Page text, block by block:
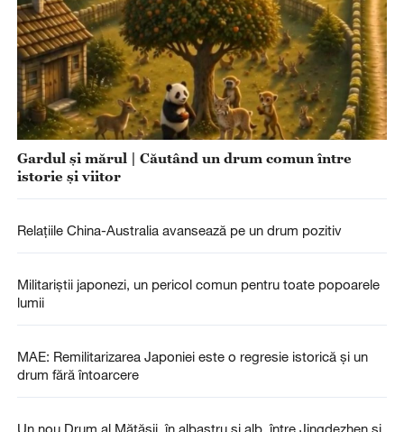
Gardul și mărul | Căutând un drum comun între
istorie și viitor
Relațiile China-Australia avansează pe un drum pozitiv
Militariștii japonezi, un pericol comun pentru toate popoarele
lumii
MAE: Remilitarizarea Japoniei este o regresie istorică și un
drum fără întoarcere
Un nou Drum al Mătăsii, în albastru și alb, între Jingdezhen și